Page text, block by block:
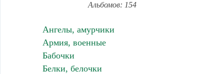
Альбомов: 154
Ангелы, амурчики
Армия, военные
Бабочки
Белки, белочки